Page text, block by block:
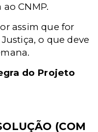
CNMP.
assim que for
o que deve
do Projeto
(COM